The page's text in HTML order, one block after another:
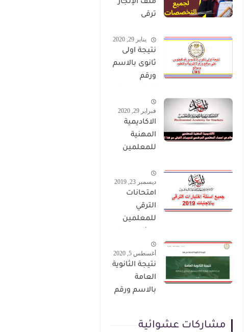
ملف الإنجاز
ترقى
2024 صالح
لجميع
التخصصات
يناير 29, 2020
نتيجة اولى
ثانوى بالاسم
ورقم
موقع وزارة
التربية
والتعليم
وموقع LMS
فبراير 29, 2020
الاكاديمية
المهنية
للمعلمين
عن اسماء
المعلمين
لتدريبات
ديسمبر 23, 2019
امتحانات
الترقي
للمعلمين
حمل من هنا
أغسطس 5, 2020
نتيجة الثانوية
العامة
بالاسم ورقم
مشاركات عشوائية